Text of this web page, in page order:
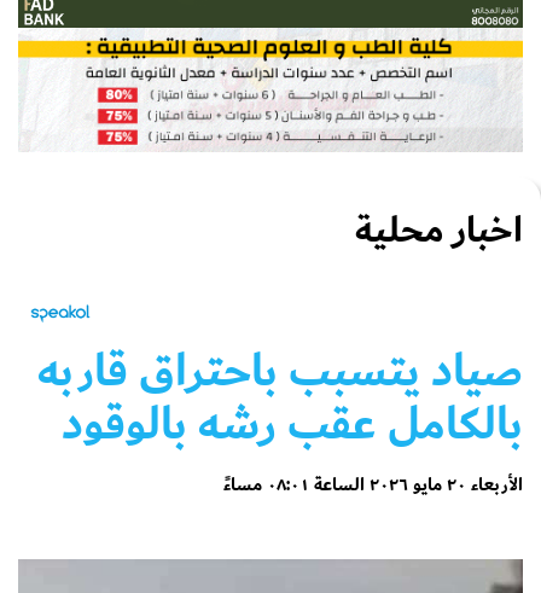
اخبار محلية
صياد يتسبب باحتراق قاربه
بالكامل عقب رشه بالوقود
الأربعاء ٢٠ مايو ٢٠٢٦ الساعة ٠٨:٠١ مساءً